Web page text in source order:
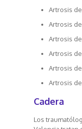
Artrosis
Artrosis
Artrosis
Artrosis
Artrosis
Artrosis
Cadera
Los